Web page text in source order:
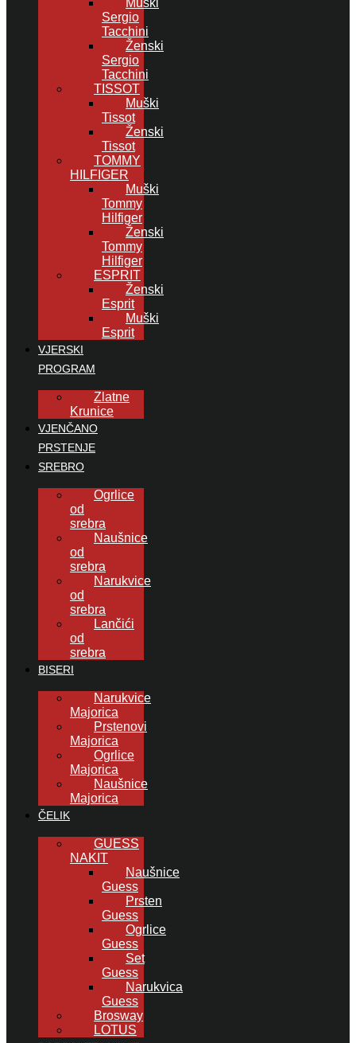
Muški
Sergio
Tacchini
Ženski
Sergio
Tacchini
TISSOT
Muški
Tissot
Ženski
Tissot
TOMMY
HILFIGER
Muški
Tommy
Hilfiger
Ženski
Tommy
Hilfiger
ESPRIT
Ženski
Esprit
Muški
Esprit
VJERSKI
PROGRAM
Zlatne
Krunice
VJENČANO
PRSTENJE
SREBRO
Ogrlice
od
srebra
Naušnice
od
srebra
Narukvice
od
srebra
Lančići
od
srebra
BISERI
Narukvice
Majorica
Prstenovi
Majorica
Ogrlice
Majorica
Naušnice
Majorica
ČELIK
GUESS
NAKIT
Naušnice
Guess
Prsten
Guess
Ogrlice
Guess
Set
Guess
Narukvica
Guess
Brosway
LOTUS